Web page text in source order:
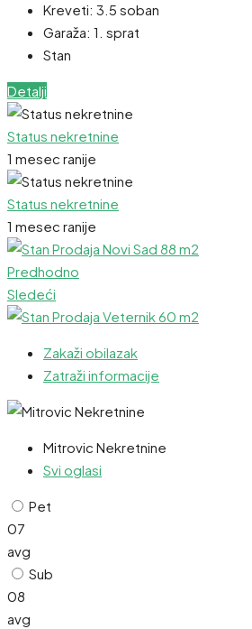
Kreveti: 3.5 soban
Garaža: 1. sprat
Stan
Detalji
Status nekretnine
1 mesec ranije
Status nekretnine
1 mesec ranije
Predhodno
Sledeći
Zakaži obilazak
Zatraži informacije
Mitrovic Nekretnine
Svi oglasi
Pet
07
avg
Sub
08
avg